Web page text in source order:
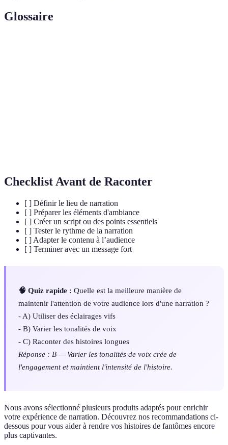
Glossaire
Checklist Avant de Raconter
[ ] Définir le lieu de narration
[ ] Préparer les éléments d'ambiance
[ ] Créer un script ou des points essentiels
[ ] Tester le rythme de la narration
[ ] Adapter le contenu à l’audience
[ ] Terminer avec un message fort
🧠 Quiz rapide : Quelle est la meilleure manière de
maintenir l'attention de votre audience lors d'une narration ?
- A) Utiliser des éclairages vifs
- B) Varier les tonalités de voix
- C) Raconter des histoires longues
Réponse : B — Varier les tonalités de voix crée de
l'engagement et maintient l'intensité de l'histoire.
Nous avons sélectionné plusieurs produits adaptés pour enrichir
votre expérience de narration. Découvrez nos recommandations ci-
dessous pour vous aider à rendre vos histoires de fantômes encore
plus captivantes.